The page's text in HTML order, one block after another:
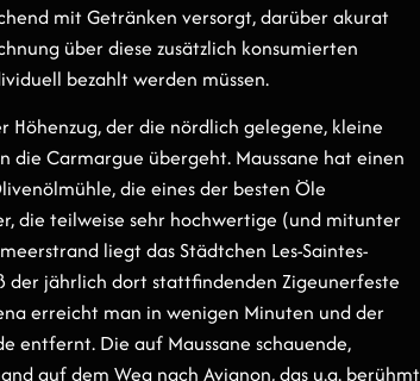
mit Getränken versorgt, darüber akurat
über diese zusätzlich konsumierten
bezahlt werden müssen.
der die nördlich gelegene, kleine
Carmargue übergeht. Maussane hat einen
die eines der besten Öle
die teilweise sehr hochwertige (und mitunter
liegt das Städtchen Les-Saintes-
der jährlich dort stattfindenden Zigeunerfeste
erreicht man in wenigen Minuten und der
entfernt. Die auf Maussane schauende,
auf dem Weg nach Avignon, das u.a. berühmt